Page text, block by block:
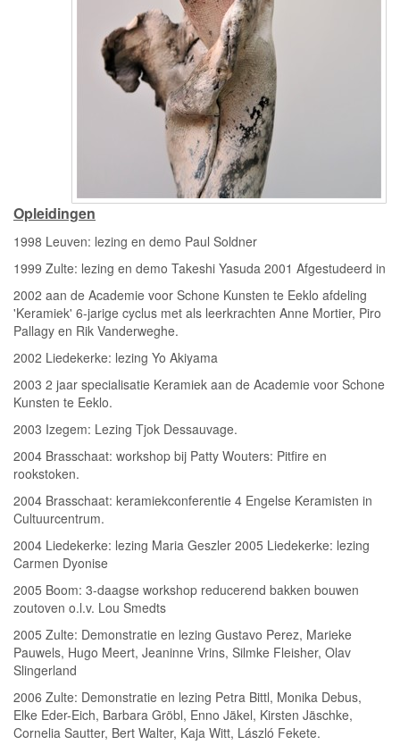
Opleidingen
1998 Leuven: lezing en demo Paul Soldner
1999 Zulte: lezing en demo Takeshi Yasuda 2001 Afgestudeerd in
2002 aan de Academie voor Schone Kunsten te Eeklo afdeling
'Keramiek' 6-jarige cyclus met als leerkrachten Anne Mortier, Piro
Pallagy en Rik Vanderweghe.
2002 Liedekerke: lezing Yo Akiyama
2003 2 jaar specialisatie Keramiek aan de Academie voor Schone
Kunsten te Eeklo.
2003 Izegem: Lezing Tjok Dessauvage.
2004 Brasschaat: workshop bij Patty Wouters: Pitfire en
rookstoken.
2004 Brasschaat: keramiekconferentie 4 Engelse Keramisten in
Cultuurcentrum.
2004 Liedekerke: lezing Maria Geszler 2005 Liedekerke: lezing
Carmen Dyonise
2005 Boom: 3-daagse workshop reducerend bakken bouwen
zoutoven o.l.v. Lou Smedts
2005 Zulte: Demonstratie en lezing Gustavo Perez, Marieke
Pauwels, Hugo Meert, Jeaninne Vrins, Silmke Fleisher, Olav
Slingerland
2006 Zulte: Demonstratie en lezing Petra Bittl, Monika Debus,
Elke Eder-Eich, Barbara Gröbl, Enno Jäkel, Kirsten Jäschke,
Cornelia Sautter, Bert Walter, Kaja Witt, László Fekete.